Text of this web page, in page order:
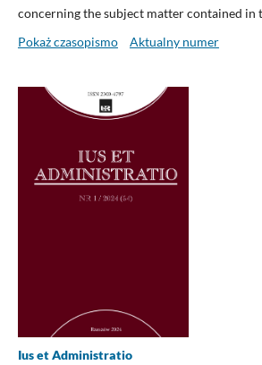
concerning the subject matter contained in
Pokaż czasopismo
Aktualny numer
Ius et Administratio